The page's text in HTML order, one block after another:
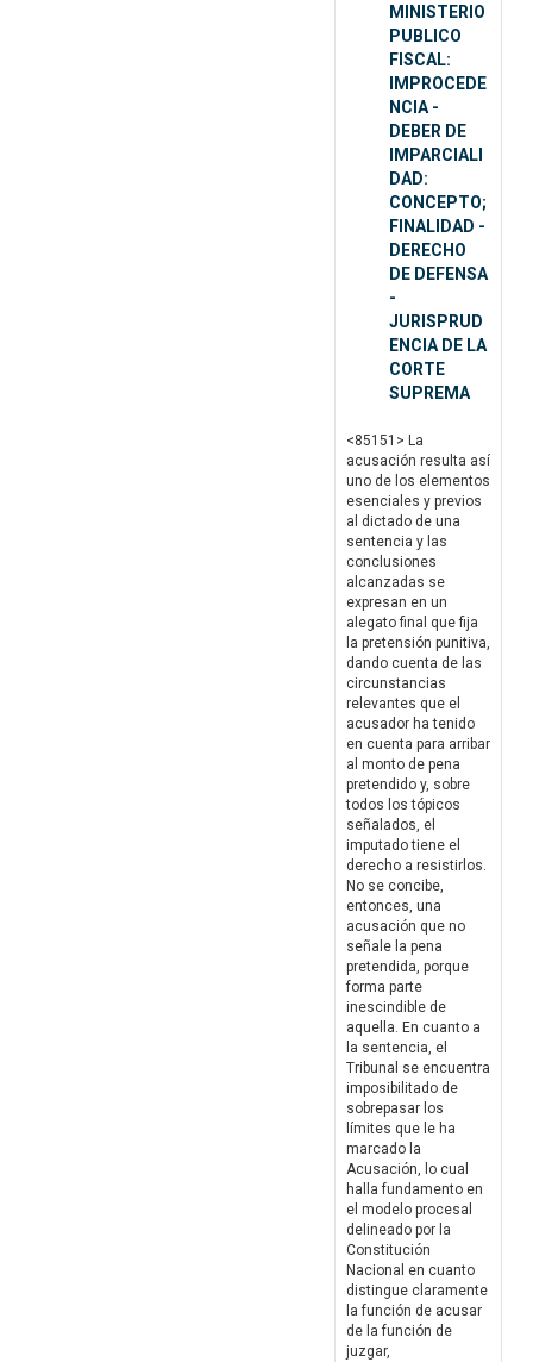
MINISTERIO
PUBLICO
FISCAL:
IMPROCEDE
NCIA -
DEBER DE
IMPARCIALI
DAD:
CONCEPTO;
FINALIDAD -
DERECHO
DE DEFENSA
-
JURISPRUD
ENCIA DE LA
CORTE
SUPREMA
<85151> La
acusación resulta así
uno de los elementos
esenciales y previos
al dictado de una
sentencia y las
conclusiones
alcanzadas se
expresan en un
alegato final que fija
la pretensión punitiva,
dando cuenta de las
circunstancias
relevantes que el
acusador ha tenido
en cuenta para arribar
al monto de pena
pretendido y, sobre
todos los tópicos
señalados, el
imputado tiene el
derecho a resistirlos.
No se concibe,
entonces, una
acusación que no
señale la pena
pretendida, porque
forma parte
inescindible de
aquella. En cuanto a
la sentencia, el
Tribunal se encuentra
imposibilitado de
sobrepasar los
límites que le ha
marcado la
Acusación, lo cual
halla fundamento en
el modelo procesal
delineado por la
Constitución
Nacional en cuanto
distingue claramente
la función de acusar
de la función de
juzgar,